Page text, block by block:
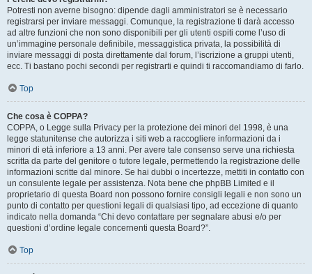
Potresti non averne bisogno: dipende dagli amministratori se è necessario
registrarsi per inviare messaggi. Comunque, la registrazione ti darà accesso
ad altre funzioni che non sono disponibili per gli utenti ospiti come l’uso di
un’immagine personale definibile, messaggistica privata, la possibilità di
inviare messaggi di posta direttamente dal forum, l’iscrizione a gruppi utenti,
ecc. Ti bastano pochi secondi per registrarti e quindi ti raccomandiamo di farlo.
Top
Che cosa è COPPA?
COPPA, o Legge sulla Privacy per la protezione dei minori del 1998, è una
legge statunitense che autorizza i siti web a raccogliere informazioni da i
minori di età inferiore a 13 anni. Per avere tale consenso serve una richiesta
scritta da parte del genitore o tutore legale, permettendo la registrazione delle
informazioni scritte dal minore. Se hai dubbi o incertezze, mettiti in contatto con
un consulente legale per assistenza. Nota bene che phpBB Limited e il
proprietario di questa Board non possono fornire consigli legali e non sono un
punto di contatto per questioni legali di qualsiasi tipo, ad eccezione di quanto
indicato nella domanda “Chi devo contattare per segnalare abusi e/o per
questioni d’ordine legale concernenti questa Board?”.
Top